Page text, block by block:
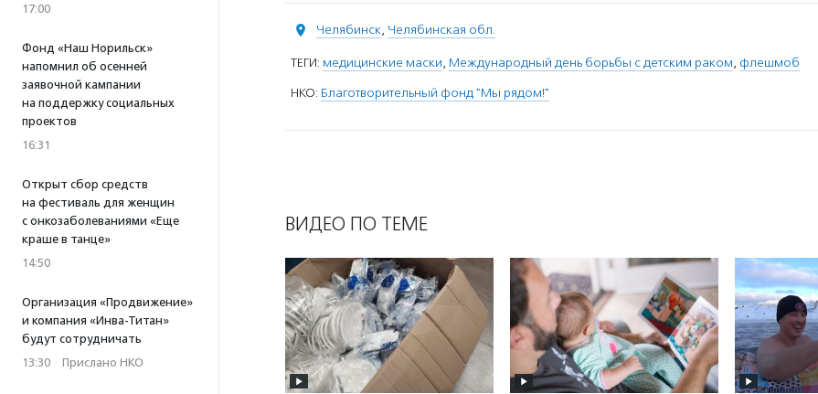
17:00
Фонд «Наш Норильск»
напомнил об осенней
заявочной кампании
на поддержку социальных
проектов
16:31
Открыт сбор средств
на фестиваль для женщин
с онкозаболеваниями «Еще
краше в танце»
14:50
Организация «Продвижение»
и компания «Инва-Титан»
будут сотрудничать
13:30 · Прислано НКО
Челябинск, Челябинская обл.
ТЕГИ: медицинские маски, Международный день борьбы с детским раком, флешмоб
НКО: Благотворительный фонд "Мы рядом!"
ВИДЕО ПО ТЕМЕ